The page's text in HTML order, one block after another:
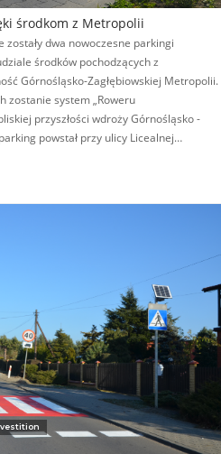
środkom z Metropolii
dwa nowoczesne parkingi
środków pochodzących z
Górnośląsko-Zagłębiowskiej Metropolii.
zostanie system „Roweru
przyszłości wdroży Górnośląsko -
powstał przy ulicy Licealnej…